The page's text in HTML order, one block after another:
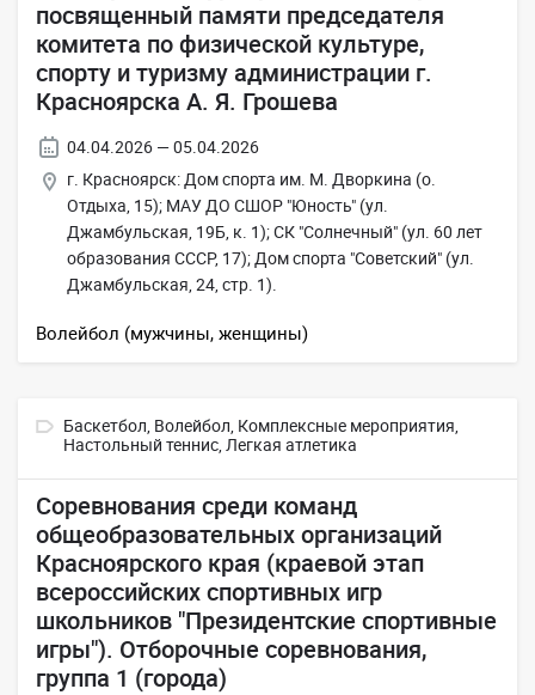
посвященный памяти председателя
комитета по физической культуре,
спорту и туризму администрации г.
Красноярска А. Я. Грошева
04.04.2026 — 05.04.2026
г. Красноярск: Дом спорта им. М. Дворкина (о.
Отдыха, 15); МАУ ДО СШОР "Юность" (ул.
Джамбульская, 19Б, к. 1); СК "Солнечный" (ул. 60 лет
образования СССР, 17); Дом спорта "Советский" (ул.
Джамбульская, 24, стр. 1).
Волейбол (мужчины, женщины)
Баскетбол, Волейбол, Комплексные мероприятия,
Настольный теннис,Легкая атлетика
Соревнования среди команд
общеобразовательных организаций
Красноярского края (краевой этап
всероссийских спортивных игр
школьников "Президентские спортивные
игры"). Отборочные соревнования,
группа 1 (города)